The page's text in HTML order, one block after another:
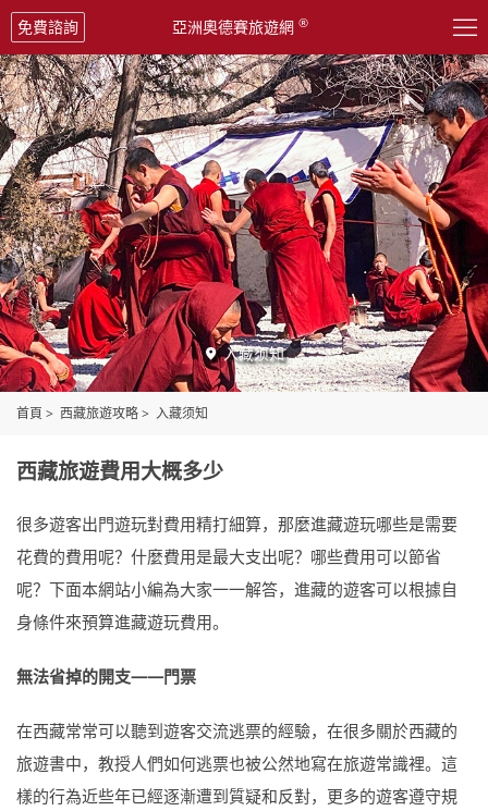

免費諮詢 亞洲奧德賽旅遊網 ®
 入藏须知
首頁 > 西藏旅遊攻略> 入藏须知
西藏旅遊費用大概多少
很多遊客出門遊玩對費用精打細算，那麼進藏遊玩哪些是需要
花費的費用呢？什麼費用是最大支出呢？哪些費用可以節省
呢？下面本網站小編為大家一一解答，進藏的遊客可以根據自
身條件來預算進藏遊玩費用。
無法省掉的開支——門票
在西藏常常可以聽到遊客交流逃票的經驗，在很多關於西藏的
旅遊書中，教授人們如何逃票也被公然地寫在旅遊常識裡。這
樣的行為近些年已經逐漸遭到質疑和反對，更多的遊客遵守規